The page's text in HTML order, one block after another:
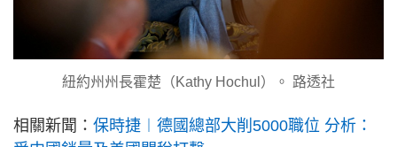
紐約州州長霍楚（Kathy Hochul）。 路透社
相關新聞： 保時捷︱德國總部大削5000職位 分析：